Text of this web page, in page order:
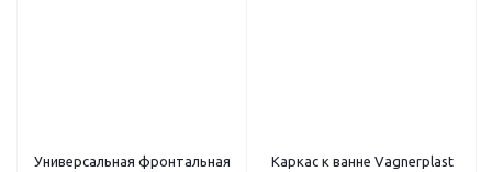
Универсальная фронтальная
Каркас к ванне Vagnerplast